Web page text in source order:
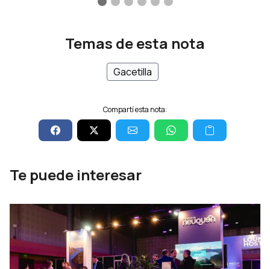
Temas de esta nota
Gacetilla
Compartí esta nota:
Te puede interesar